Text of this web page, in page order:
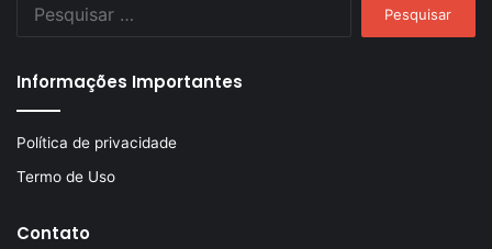
Informações Importantes
Política de privacidade
Termo de Uso
Contato